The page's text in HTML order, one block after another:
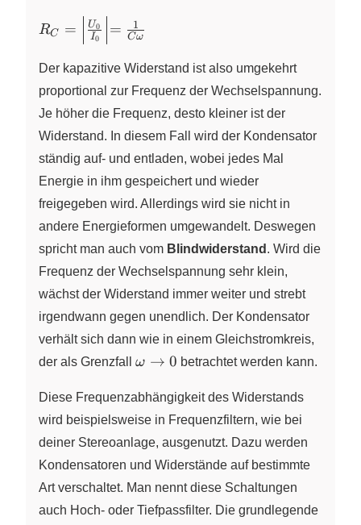
sin(\omega
R_C =
\frac{U_0}
\Bigl| =
\frac{1}{C
\omega}
RC = I0
U0 = Cω
1
Der kapazitive Widerstand ist also umgekehrt
proportional zur Frequenz der Wechselspannung.
Je höher die Frequenz, desto kleiner ist der
Widerstand. In diesem Fall wird der Kondensator
ständig auf- und entladen, wobei jedes Mal
Energie in ihm gespeichert und wieder
freigegeben wird. Allerdings wird sie nicht in
andere Energieformen umgewandelt. Deswegen
spricht man auch vom Blindwiderstand . Wird die
Frequenz der Wechselspannung sehr klein,
wächst der Widerstand immer weiter und strebt
irgendwann gegen unendlich. Der Kondensator
verhält sich dann wie in einem Gleichstromkreis,
der als Grenzfall \omega
ω → 0 betrachtet werden kann.
Diese Frequenzabhängigkeit des Widerstands
wird beispielsweise in Frequenzfiltern, wie bei
deiner Stereoanlage, ausgenutzt. Dazu werden
Kondensatoren und Widerstände auf bestimmte
Art verschaltet. Man nennt diese Schaltungen
auch Hoch- oder Tiefpassfilter. Die grundlegende